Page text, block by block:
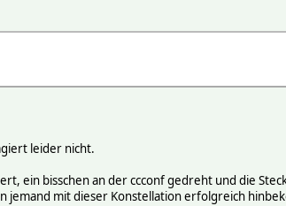
leider nicht.
ein bisschen an der ccconf gedreht und die
jemand mit dieser Konstellation erfolgreich